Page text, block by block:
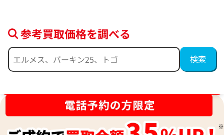
参考買取価格を調べる